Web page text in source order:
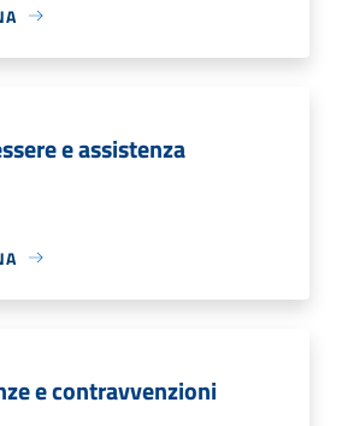
e assistenza
e contravvenzioni